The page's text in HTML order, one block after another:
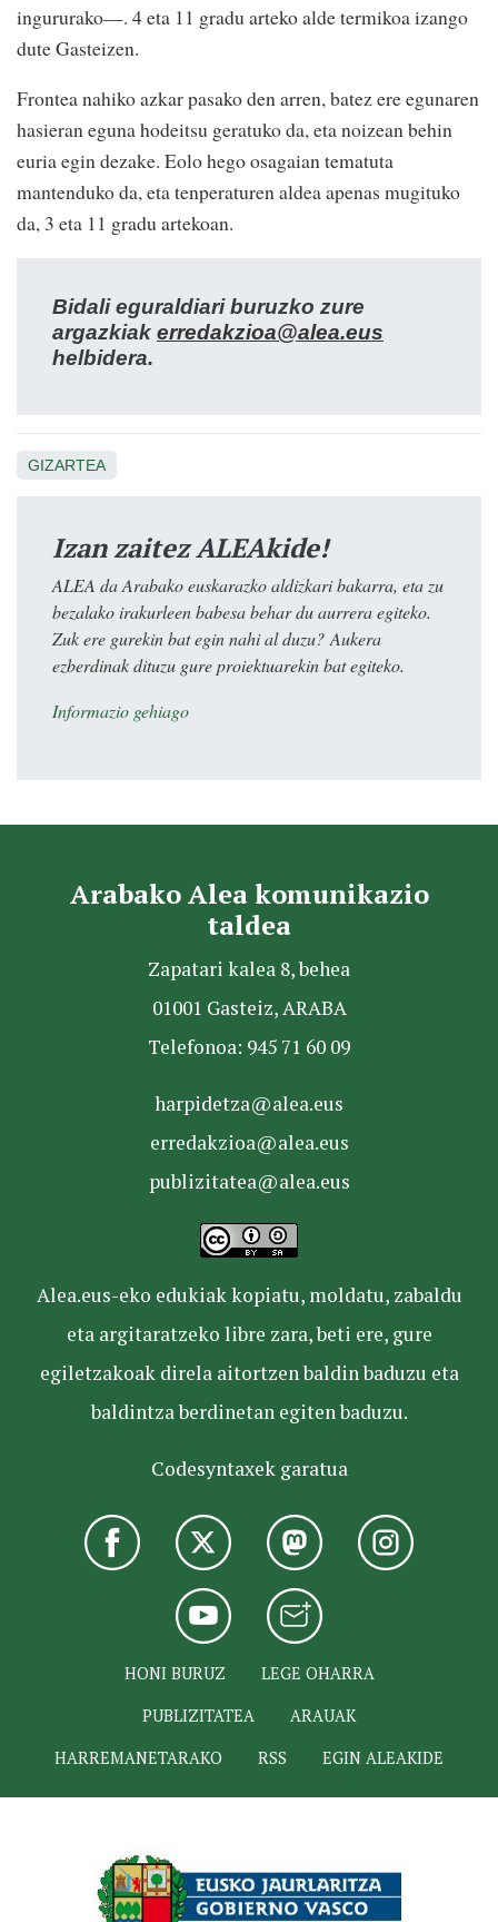
ingururako—. 4 eta 11 gradu arteko alde termikoa izango
dute Gasteizen.
Frontea nahiko azkar pasako den arren, batez ere egunaren
hasieran eguna hodeitsu geratuko da, eta noizean behin
euria egin dezake. Eolo hego osagaian tematuta
mantenduko da, eta tenperaturen aldea apenas mugituko
da, 3 eta 11 gradu artekoan.
Bidali eguraldiari buruzko zure
argazkiak erredakzioa@alea.eus
helbidera.
GIZARTEA
Izan zaitez ALEAkide!
ALEA da Arabako euskarazko aldizkari bakarra, eta zu
bezalako irakurleen babesa behar du aurrera egiteko.
Zuk ere gurekin bat egin nahi al duzu? Aukera
ezberdinak dituzu gure proiektuarekin bat egiteko.
Informazio gehiago
Arabako Alea komunikazio
taldea
Zapatari kalea 8, behea
01001 Gasteiz, ARABA
Telefonoa: 945 71 60 09
harpidetza@alea.eus
erredakzioa@alea.eus
publizitatea@alea.eus
Alea.eus-eko edukiak kopiatu, moldatu, zabaldu
eta argitaratzeko libre zara, beti ere, gure
egiletzakoak direla aitortzen baldin baduzu eta
baldintza berdinetan egiten baduzu.
Codesyntaxek garatua
HONI BURUZ
LEGE OHARRA
PUBLIZITATEA
ARAUAK
HARREMANETARAKO
RSS EGIN ALEAKIDE